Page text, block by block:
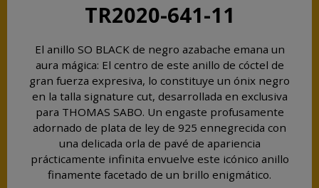
TR2020-641-11
El anillo SO BLACK de negro azabache emana un
aura mágica: El centro de este anillo de cóctel de
gran fuerza expresiva, lo constituye un ónix negro
en la talla signature cut, desarrollada en exclusiva
para THOMAS SABO. Un engaste profusamente
adornado de plata de ley de 925 ennegrecida con
una delicada orla de pavé de apariencia
prácticamente infinita envuelve este icónico anillo
finamente facetado de un brillo enigmático.